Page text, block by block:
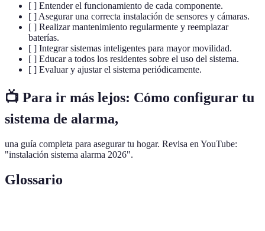
[ ] Entender el funcionamiento de cada componente.
[ ] Asegurar una correcta instalación de sensores y cámaras.
[ ] Realizar mantenimiento regularmente y reemplazar
baterías.
[ ] Integrar sistemas inteligentes para mayor movilidad.
[ ] Educar a todos los residentes sobre el uso del sistema.
[ ] Evaluar y ajustar el sistema periódicamente.
📺 Para ir más lejos: Cómo configurar tu
sistema de alarma,
una guía completa para asegurar tu hogar. Revisa en YouTube:
"instalación sistema alarma 2026".
Glossario